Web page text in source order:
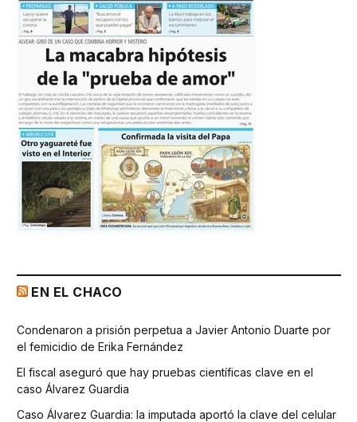
EN EL CHACO
Condenaron a prisión perpetua a Javier Antonio Duarte por
el femicidio de Erika Fernández
El fiscal aseguró que hay pruebas científicas clave en el
caso Álvarez Guardia
Caso Álvarez Guardia: la imputada aportó la clave del celular